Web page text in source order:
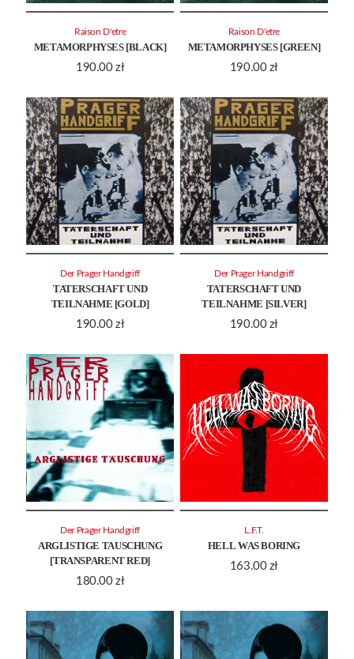
METAMORPHYSES [BLACK]
190.00 zł
Raison D'etre
METAMORPHYSES [GREEN]
190.00 zł
Raison D'etre
TATERSCHAFT UND
TEILNAHME [GOLD]
190.00 zł
Der Prager Handgriff
TATERSCHAFT UND
TEILNAHME [SILVER]
190.00 zł
Der Prager Handgriff
ARGLISTIGE TAUSCHUNG
[TRANSPARENT RED]
180.00 zł
Der Prager Handgriff
HELL WAS BORING
163.00 zł
L.F.T.